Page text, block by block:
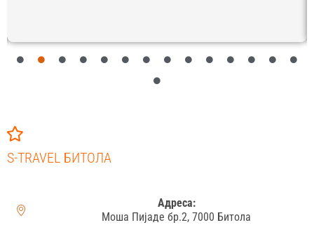
S-TRAVEL БИТОЛА
Адреса:
Моша Пијаде бр.2, 7000 Битола